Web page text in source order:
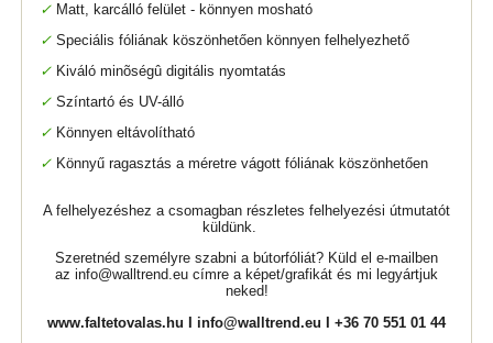
✓ Matt, karcálló felület - könnyen mosható
✓ Speciális fóliának köszönhetően könnyen felhelyezhető
✓ Kiváló minõségû digitális nyomtatás
✓ Színtartó és UV-álló
✓ Könnyen eltávolítható
✓ Könnyű ragasztás a méretre vágott fóliának köszönhetően
A felhelyezéshez a csomagban részletes felhelyezési útmutatót
küldünk.
Szeretnéd személyre szabni a bútorfóliát? Küld el e-mailben
az info@walltrend.eu címre a képet/grafikát és mi legyártjuk
neked!
www.faltetovalas.hu I info@walltrend.eu I +36 70 551 01 44